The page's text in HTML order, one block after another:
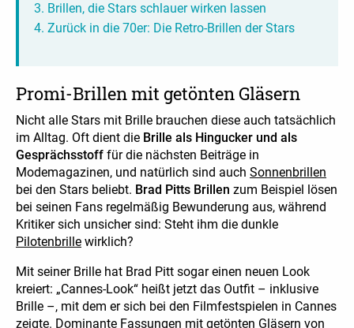
Brillen, die Stars schlauer wirken lassen
Zurück in die 70er: Die Retro-Brillen der Stars
Promi-Brillen mit getönten Gläsern
Nicht alle Stars mit Brille brauchen diese auch tatsächlich
im Alltag. Oft dient die Brille als Hingucker und als
Gesprächsstoff für die nächsten Beiträge in
Modemagazinen, und natürlich sind auch Sonnenbrillen
bei den Stars beliebt. Brad Pitts Brillen zum Beispiel lösen
bei seinen Fans regelmäßig Bewunderung aus, während
Kritiker sich unsicher sind: Steht ihm die dunkle
Pilotenbrille wirklich?
Mit seiner Brille hat Brad Pitt sogar einen neuen Look
kreiert: „Cannes-Look“ heißt jetzt das Outfit – inklusive
Brille –, mit dem er sich bei den Filmfestspielen in Cannes
zeigte. Dominante Fassungen mit getönten Gläsern von